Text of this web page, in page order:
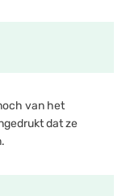
van het
dat ze